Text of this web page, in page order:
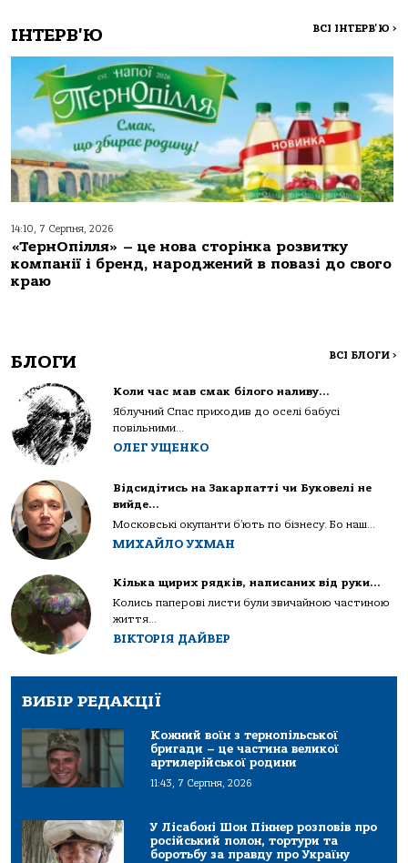
ІНТЕРВ'Ю ВСІ ІНТЕРВ'Ю >
14:10, 7 Серпня, 2026
«ТернОпілля» – це нова сторінка розвитку
компанії і бренд, народжений в повазі до свого
краю
БЛОГИ ВСІ БЛОГИ >
Коли час мав смак білого наливу…
Яблучний Спас приходив до оселі бабусі
повільними...
ОЛЕГ УЩЕНКО
Відсидітись на Закарпатті чи Буковелі не
вийде…
Московські окупанти б’ють по бізнесу. Бо наш...
МИХАЙЛО УХМАН
Кілька щирих рядків, написаних від руки…
Колись паперові листи були звичайною частиною
життя...
ВІКТОРІЯ ДАЙВЕР
ВИБІР РЕДАКЦІЇ
Кожний воїн з тернопільської
бригади – це частина великої
артилерійської родини
11:43, 7 Серпня, 2026
У Лісабоні Шон Піннер розповів про
російський полон, тортури та
боротьбу за правду про Україну